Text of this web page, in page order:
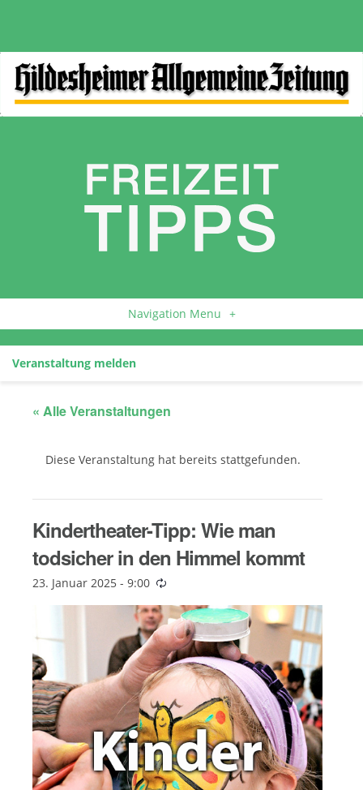
Navigation Menu +
Veranstaltung melden
« Alle Veranstaltungen
Diese Veranstaltung hat bereits stattgefunden.
Kindertheater-Tipp: Wie man
todsicher in den Himmel kommt
23. Januar 2025 - 9:00